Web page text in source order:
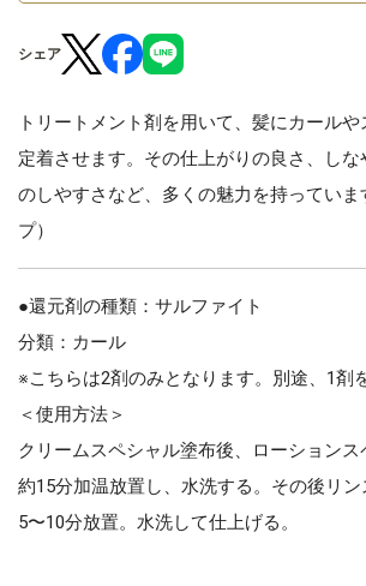
シェア
トリートメント剤を用いて、髪にカール
定着させます。その仕上がりの良さ、し
のしやすさなど、多くの魅力を持っていま
プ）
●還元剤の種類：サルファイト
分類：カール
※こちらは2剤のみとなります。別途、1剤
＜使用方法＞
クリームスペシャル塗布後、ローションス
約15分加温放置し、水洗する。その後リ
5〜10分放置。水洗して仕上げる。